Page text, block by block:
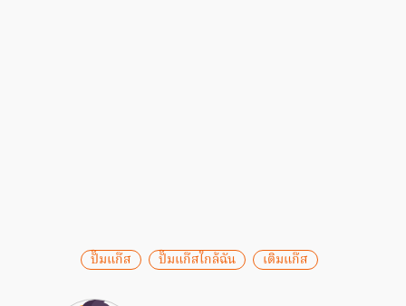
ปั๊มแก๊ส ปั๊มแก๊สใกล้ฉัน เติมแก๊ส